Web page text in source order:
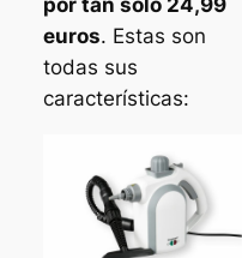
por tan solo 24,99
euros. Estas son
todas sus
características: